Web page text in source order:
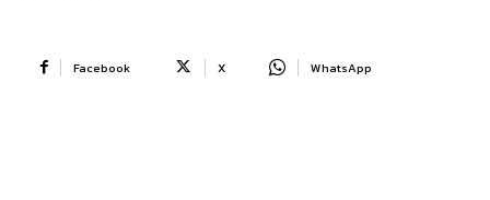
Facebook X WhatsApp